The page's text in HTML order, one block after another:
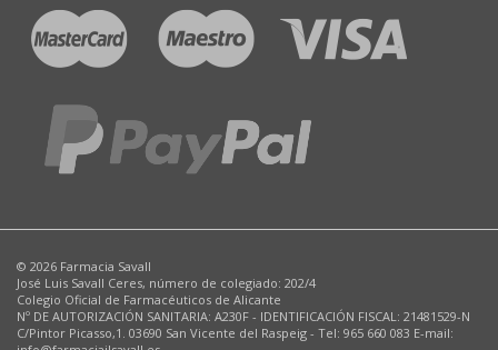
© 2026 Farmacia Savall
José Luis Savall Ceres, número de colegiado: 202/4
Colegio Oficial de Farmacéuticos de Alicante
Nº DE AUTORIZACIÓN SANITARIA: A230F - IDENTIFICACIÓN FISCAL: 21481529-N
C/Pintor Picasso,1. 03690 San Vicente del Raspeig - Tel: 965 660 083 E-mail: